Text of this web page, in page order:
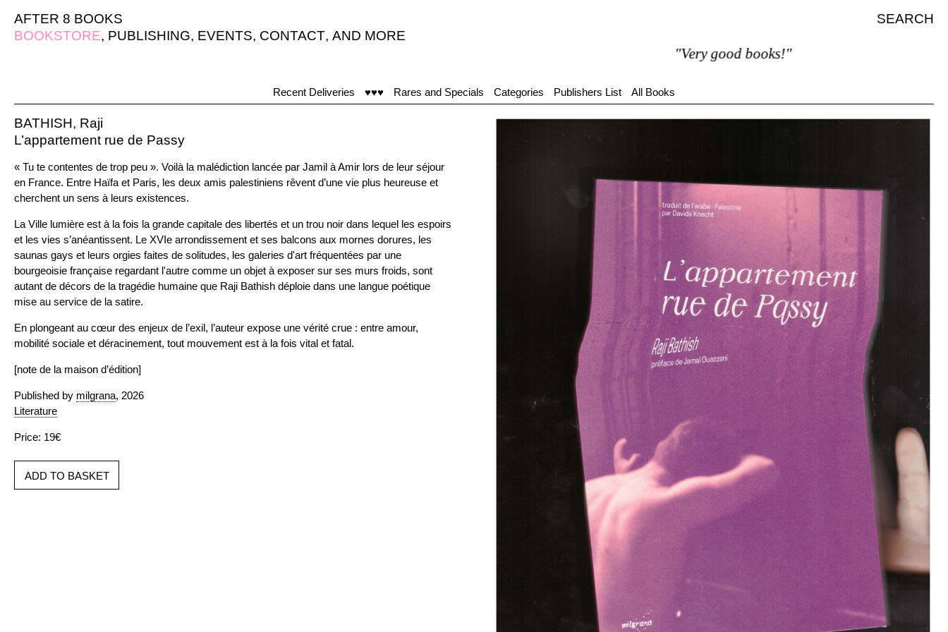
AFTER 8 BOOKS
SEARCH
BOOKSTORE, PUBLISHING, EVENTS, CONTACT, AND MORE
"Very good books!"
Recent Deliveries ♥♥♥ Rares and Specials Categories Publishers List All Books
BATHISH, Raji
L’appartement rue de Passy
« Tu te contentes de trop peu ». Voilà la malédiction lancée par Jamil à Amir lors de leur séjour
en France. Entre Haïfa et Paris, les deux amis palestiniens rêvent d’une vie plus heureuse et
cherchent un sens à leurs existences.
La Ville lumière est à la fois la grande capitale des libertés et un trou noir dans lequel les espoirs
et les vies s’anéantissent. Le XVIe arrondissement et ses balcons aux mornes dorures, les
saunas gays et leurs orgies faites de solitudes, les galeries d'art fréquentées par une
bourgeoisie française regardant l'autre comme un objet à exposer sur ses murs froids, sont
autant de décors de la tragédie humaine que Raji Bathish déploie dans une langue poétique
mise au service de la satire.
En plongeant au cœur des enjeux de l’exil, l’auteur expose une vérité crue : entre amour,
mobilité sociale et déracinement, tout mouvement est à la fois vital et fatal.
[note de la maison d’édition]
Published by milgrana, 2026
Literature
Price: 19€
ADD TO BASKET